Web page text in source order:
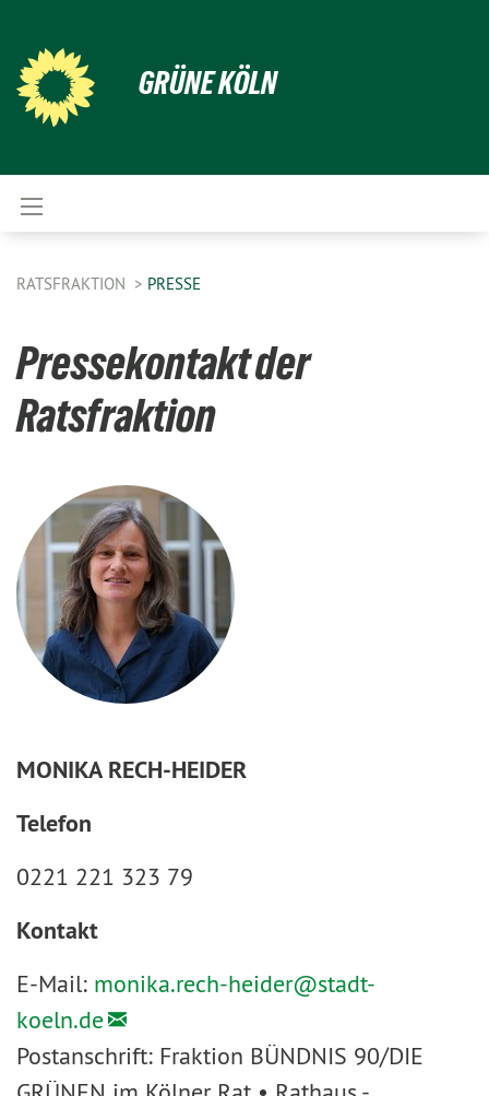
GRÜNE KÖLN
RATSFRAKTION PRESSE
Pressekontakt der
Ratsfraktion
MONIKA RECH-HEIDER
Telefon
0221 221 323 79
Kontakt
E-Mail: monika.rech-heider@stadt-
koeln.de
Postanschrift: Fraktion BÜNDNIS 90/DIE